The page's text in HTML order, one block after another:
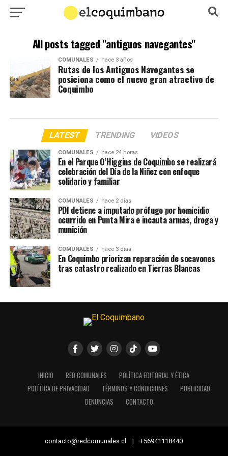
All posts tagged "antiguos navegantes"
COMUNALES hace 3 años
Rutas de los Antiguos Navegantes se
posiciona como el nuevo gran atractivo de
Coquimbo
LATEST TRENDING VIDEOS
COMUNALES hace 24 horas
En el Parque O’Higgins de Coquimbo se realizará
celebración del Día de la Niñez con enfoque
solidario y familiar
COMUNALES hace 2 días
PDI detiene a imputado prófugo por homicidio
ocurrido en Punta Mira e incauta armas, droga y
munición
COMUNALES hace 3 días
En Coquimbo priorizan reparación de socavones
tras catastro realizado en Tierras Blancas
INICIO RED COMUNALES
POLÍTICA EDITORIAL Y ÉTICA
POLÍTICA DE PRIVACIDAD
TÉRMINOS Y CONDICIONES
PUBLICIDAD
DENUNCIAS
CONTACTO
contacto@redcomunales.cl | +56941118440